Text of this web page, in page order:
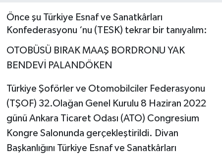
Önce şu Türkiye Esnaf ve Sanatkârları
Konfederasyonu ‘nu (TESK) tekrar bir tanıyalım:
OTOBÜSÜ BIRAK MAAŞ BORDRONU YAK
BENDEVİ PALANDÖKEN
Türkiye Şoförler ve Otomobilciler Federasyonu
(TŞOF) 32.Olağan Genel Kurulu 8 Haziran 2022
günü Ankara Ticaret Odası (ATO) Congresium
Kongre Salonunda gerçekleştirildi. Divan
Başkanlığını Türkiye Esnaf ve Sanatkârları